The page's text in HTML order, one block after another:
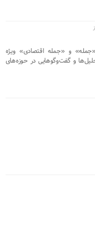
«جمله» و «جمله اقتصادی» ویژه
گزارش‌ها، تحلیل‌ها و گفت‌وگوهایی در حوزه‌های